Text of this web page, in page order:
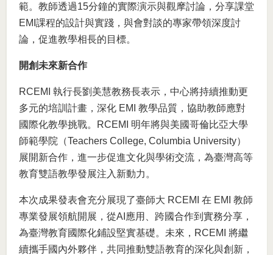
範。教師透過15分鐘的實際演示與觀摩討論，分享課堂
EMI課程的設計與實踐，與會對談的專家帶領深度討
論，促進教學相長的目標。
開創未來新合作
RCEMI 執行長劉美慧教務長表示，中心將持續推動更
多元的培訓計畫，深化 EMI 教學品質，協助教師應對
國際化教學挑戰。RCEMI 明年將與美國哥倫比亞大學
師範學院（Teachers College, Columbia University）
展開新合作，進一步促進文化與學術交流，為臺灣高等
教育雙語教學發展注入新動力。
本次成果發表會充分展現了臺師大 RCEMI 在 EMI 教師
專業發展領航開展，從AI應用、跨國合作到實務分享，
為臺灣教育國際化鋪設堅實基礎。未來，RCEMI 將繼
續攜手國內外夥伴，共同推動雙語教育的深化與創新，